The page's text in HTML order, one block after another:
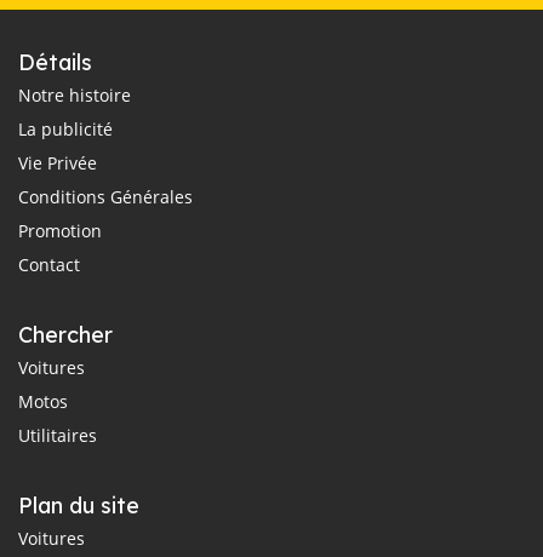
Détails
Notre histoire
La publicité
Vie Privée
Conditions Générales
Promotion
Contact
Chercher
Voitures
Motos
Utilitaires
Plan du site
Voitures